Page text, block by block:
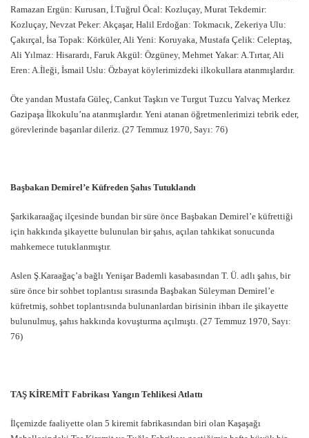
Ramazan Ergün: Kurusarı, İ.Tuğrul Öcal: Kozluçay, Murat Tekdemir:
Kozluçay, Nevzat Peker: Akçaşar, Halil Erdoğan: Tokmacık, Zekeriya Ulu:
Çakırçal, İsa Topak: Körküler, Ali Yeni: Koruyaka, Mustafa Çelik: Celeptaş,
Ali Yılmaz: Hisarardı, Faruk Akgül: Özgüney, Mehmet Yakar: A.Tırtar, Ali
Eren: A.İleği, İsmail Uslu: Özbayat köylerimizdeki ilkokullara atanmışlardır.
Öte yandan Mustafa Güleç, Cankut Taşkın ve Turgut Tuzcu Yalvaç Merkez
Gazipaşa İlkokulu’na atanmışlardır. Yeni atanan öğretmenlerimizi tebrik eder,
görevlerinde başarılar dileriz. (27 Temmuz 1970, Sayı: 76)
Başbakan Demirel’e Küfreden Şahıs Tutuklandı
Şarkikaraağaç ilçesinde bundan bir süre önce Başbakan Demirel’e küfrettiği
için hakkında şikayette bulunulan bir şahıs, açılan tahkikat sonucunda
mahkemece tutuklanmıştır.
Aslen Ş.Karaağaç’a bağlı Yenişar Bademli kasabasından T. Ü. adlı şahıs, bir
süre önce bir sohbet toplantısı sırasında Başbakan Süleyman Demirel’e
küfretmiş, sohbet toplantısında bulunanlardan birisinin ihbarı ile şikayette
bulunulmuş, şahıs hakkında kovuşturma açılmıştı. (27 Temmuz 1970, Sayı:
76)
TAŞ KİREMİT Fabrikası Yangın Tehlikesi Atlattı
İlçemizde faaliyette olan 5 kiremit fabrikasından biri olan Kaşaşağı